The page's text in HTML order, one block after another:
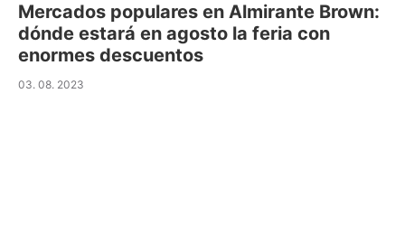
Mercados populares en Almirante Brown:
dónde estará en agosto la feria con
enormes descuentos
03. 08. 2023